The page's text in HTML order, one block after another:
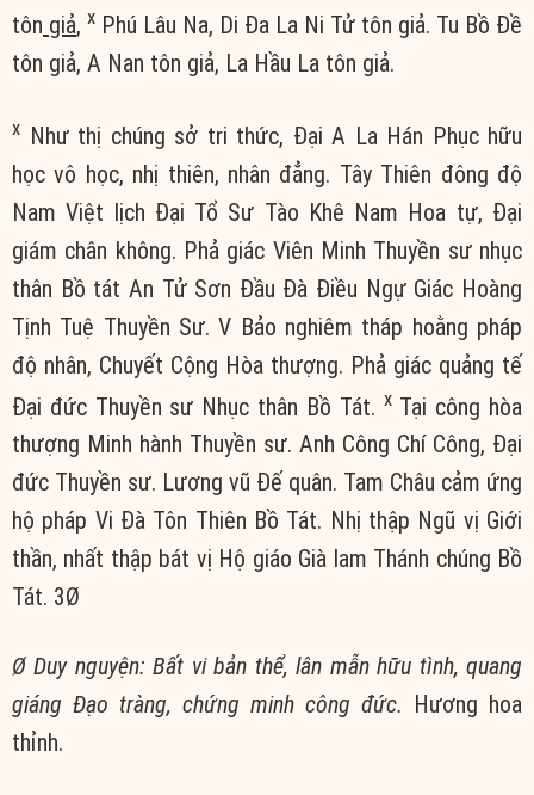
tôn giả, x Phú Lâu Na, Di Đa La Ni Tử tôn giả. Tu Bồ Đề
tôn giả, A Nan tôn giả, La Hầu La tôn giả.
x Như thị chúng sở tri thức, Đại A La Hán Phục hữu
học vô học, nhị thiên, nhân đẳng. Tây Thiên đông độ
Nam Việt lịch Đại Tổ Sư Tào Khê Nam Hoa tự, Đại
giám chân không. Phả giác Viên Minh Thuyền sư nhục
thân Bồ tát An Tử Sơn Đầu Đà Điều Ngự Giác Hoàng
Tịnh Tuệ Thuyền Sư. V Bảo nghiêm tháp hoằng pháp
độ nhân, Chuyết Cộng Hòa thượng. Phả giác quảng tế
Đại đức Thuyền sư Nhục thân Bồ Tát. xTại công hòa
thượng Minh hành Thuyền sư. Anh Công Chí Công, Đại
đức Thuyền sư. Lương vũ Đế quân. Tam Châu cảm ứng
hộ pháp Vi Đà Tôn Thiên Bồ Tát. Nhị thập Ngũ vị Giới
thần, nhất thập bát vị Hộ giáo Già lam Thánh chúng Bồ
Tát. 3Ø
Ø Duy nguyện: Bất vi bản thể, lân mẫn hữu tình, quang
giáng Đạo tràng, chứng minh công đức. Hương hoa
thỉnh.